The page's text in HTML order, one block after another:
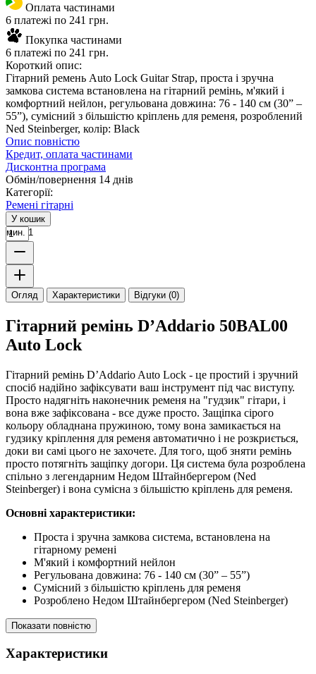
Оплата частинами
6 платежі по 241 грн.
Покупка частинами
6 платежі по 241 грн.
Короткий опис:
Гітарний ремень Auto Lock Guitar Strap, проста і зручна
замкова система встановлена ​​на гітарний ремінь, м'який і
комфортний нейлон, регульована довжина: 76 - 140 см (30” –
55”), сумісний з більшістю кріплень для ременя, розроблений
Ned Steinberger, колір: Black
Опис повністю
Кредит, оплата частинами
Дисконтна програма
Обмін/повернення 14 днів
Категорії:
Ремені гітарні
У кошик
мин. 1
Огляд Характеристики Відгуки (0)
Гітарний ремінь D’Addario 50BAL00
Auto Lock
Гітарний ремінь D’Addario Auto Lock - це простий і зручний
спосіб надійно зафіксувати ваш інструмент під час виступу.
Просто надягніть наконечник ременя на "гудзик" гітари, і
вона вже зафіксована - все дуже просто. Защіпка сірого
кольору обладнана пружиною, тому вона замикається на
гудзику кріплення для ременя автоматично і не розкриється,
доки ви самі цього не захочете. Для того, щоб зняти ремінь
просто потягніть защіпку догори. Ця система була розроблена
спільно з легендарним Недом Штайнбергером (Ned
Steinberger) і вона сумісна з більшістю кріплень для ременя.
Основні характеристики:
Проста і зручна замкова система, встановлена на
гітарному ремені
М'який і комфортний нейлон
Регульована довжина: 76 - 140 см (30” – 55”)
Сумісний з більшістю кріплень для ременя
Розроблено Недом Штайнбергером (Ned Steinberger)
Показати повністю
Характеристики